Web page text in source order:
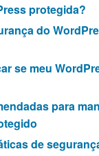
protegida?
do
se meu
para
de